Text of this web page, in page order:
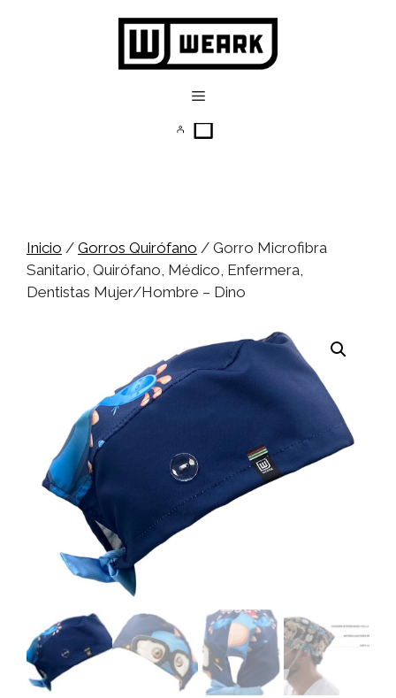
Menú
Inicio / Gorros Quirófano / Gorro Microfibra
Sanitario, Quirófano, Médico, Enfermera,
Dentistas Mujer/Hombre – Dino